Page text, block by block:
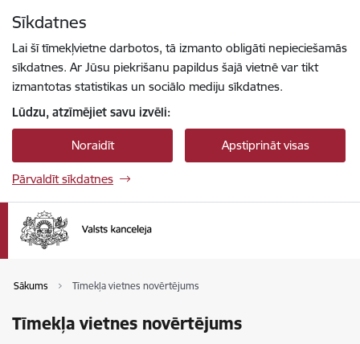
Sīkdatnes
Lai šī tīmekļvietne darbotos, tā izmanto obligāti nepieciešamās
sīkdatnes. Ar Jūsu piekrišanu papildus šajā vietnē var tikt
izmantotas statistikas un sociālo mediju sīkdatnes.
Lūdzu, atzīmējiet savu izvēli:
Noraidīt Apstiprināt visas
Pārvaldīt sīkdatnes
Sākums Tīmekļa vietnes novērtējums
Tīmekļa vietnes novērtējums